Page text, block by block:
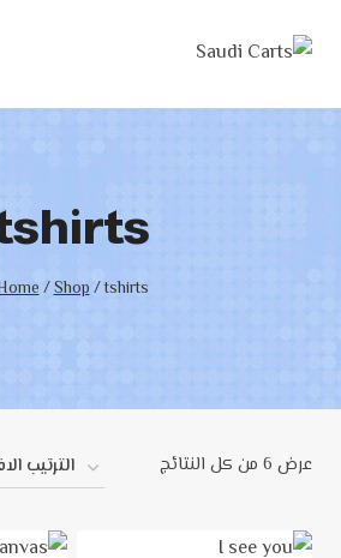
/Shop/tshirts
عرض ⁦6⁩ من كل النتائج